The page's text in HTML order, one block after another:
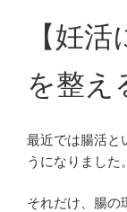
【妊
を整え
最近では腸活と
うになりました。
それだけ、腸の